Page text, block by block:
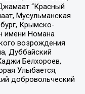
“Красный
Мусульманская
Крымско-
имени Номана
возрождения
Дуббайский
Белхороев,
Улыбается,
добровольческий